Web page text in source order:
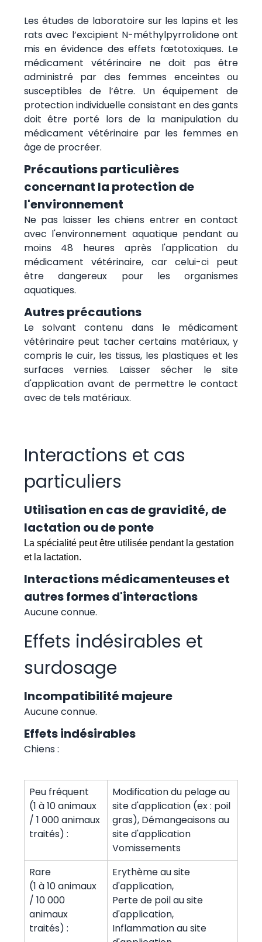
Les études de laboratoire sur les lapins et les
rats avec l’excipient N-méthylpyrrolidone ont
mis en évidence des effets fœtotoxiques. Le
médicament vétérinaire ne doit pas être
administré par des femmes enceintes ou
susceptibles de l’être. Un équipement de
protection individuelle consistant en des gants
doit être porté lors de la manipulation du
médicament vétérinaire par les femmes en
âge de procréer.
Précautions particulières
concernant la protection de
l'environnement
Ne pas laisser les chiens entrer en contact
avec l'environnement aquatique pendant au
moins 48 heures après l'application du
médicament vétérinaire, car celui-ci peut
être dangereux pour les organismes
aquatiques.
Autres précautions
Le solvant contenu dans le médicament
vétérinaire peut tacher certains matériaux, y
compris le cuir, les tissus, les plastiques et les
surfaces vernies. Laisser sécher le site
d'application avant de permettre le contact
avec de tels matériaux.
Interactions et cas
particuliers
Utilisation en cas de gravidité, de
lactation ou de ponte
La spécialité peut être utilisée pendant la gestation
et la lactation.
Interactions médicamenteuses et
autres formes d'interactions
Aucune connue.
Effets indésirables et
surdosage
Incompatibilité majeure
Aucune connue.
Effets indésirables
Chiens :
Peu fréquent
(1 à 10 animaux
/ 1 000 animaux
traités) :
Modification du pelage au
site d'application (ex : poil
gras), Démangeaisons au
site d'application
Vomissements
Rare
(1 à 10 animaux
/ 10 000
animaux
traités) :
Erythème au site
d'application,
Perte de poil au site
d'application,
Inflammation au site